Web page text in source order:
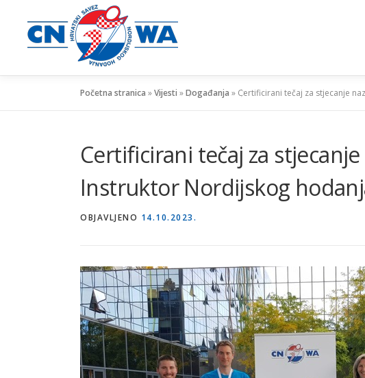
sadržaj
Početna stranica »Vijesti »Događanja » Certificirani tečaj za stjecanje
Certificirani tečaj za stjecanje
Instruktor Nordijskog
OBJAVLJENO 14.10.2023.